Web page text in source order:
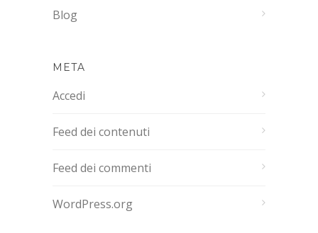
Blog
META
Accedi
Feed dei contenuti
Feed dei commenti
WordPress.org